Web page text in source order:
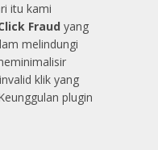
itu kami
Fraud yang
melindungi
klik yang
plugin